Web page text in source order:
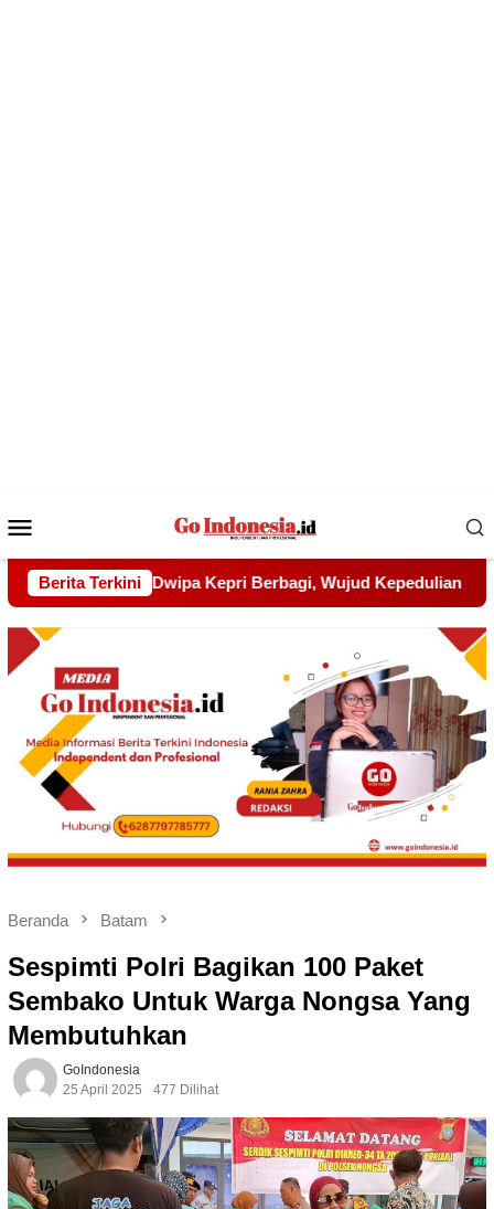
Mobile
Berita Terkini
Kepedulian kepada Pondok Tahfidz Yatim dan Dhuafa
Beranda Batam
Sespimti Polri Bagikan 100 Paket
Sembako Untuk Warga Nongsa Yang
Membutuhkan
GoIndonesia
25 April 2025
477 Dilihat